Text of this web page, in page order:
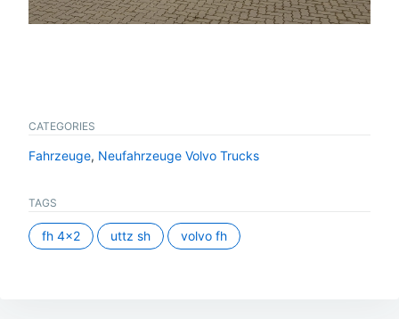
CATEGORIES
Fahrzeuge, Neufahrzeuge Volvo Trucks
TAGS
fh 4x2 uttz sh volvo fh